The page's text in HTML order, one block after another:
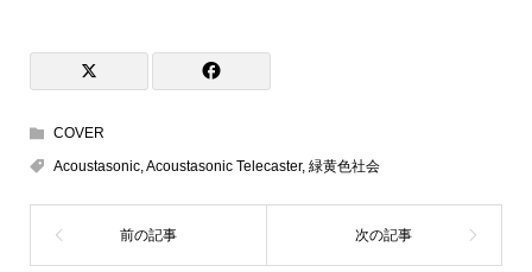
COVER
Acoustasonic,Acoustasonic Telecaster, 緑黄色社会